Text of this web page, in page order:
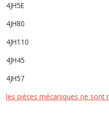
4JH5E
4JH80
4JH110
4JH45
4JH57
les pièces mécaniques ne sont